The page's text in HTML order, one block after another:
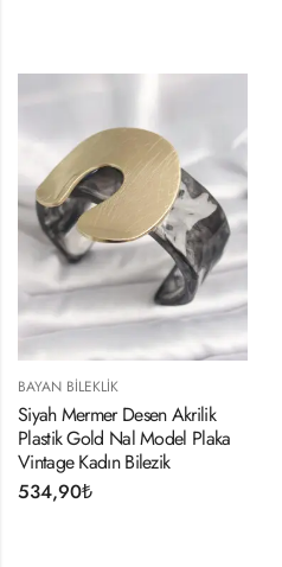
BAYAN BILEKLIK
Siyah Mermer Desen Akrilik
Plastik Gold Nal Model Plaka
Vintage Kadın Bilezik
534,90₺